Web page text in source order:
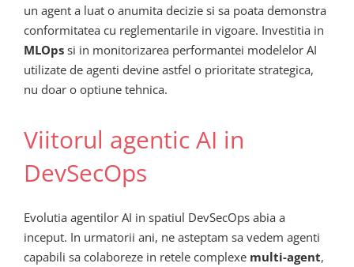
un agent a luat o anumita decizie si sa poata demonstra
conformitatea cu reglementarile in vigoare. Investitia in
MLOps si in monitorizarea performantei modelelor AI
utilizate de agenti devine astfel o prioritate strategica,
nu doar o optiune tehnica.
Viitorul agentic AI in
DevSecOps
Evolutia agentilor AI in spatiul DevSecOps abia a
inceput. In urmatorii ani, ne asteptam sa vedem agenti
capabili sa colaboreze in retele complexe multi-agent,